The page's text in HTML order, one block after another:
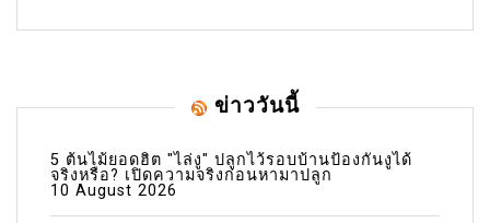
ข่าววันนี้
5 ต้นไม้ยอดฮิต "ไล่งู" ปลูกไว้รอบบ้านป้องกันงูได้
จริงหรือ? เปิดความจริงก่อนหามาปลูก
10 August 2026